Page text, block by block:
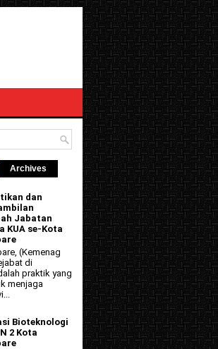
Archives
dan
Jabatan
KUA se-Kota
(Kemenag
di
praktik yang
menjaga
Bioteknologi
2 Kota